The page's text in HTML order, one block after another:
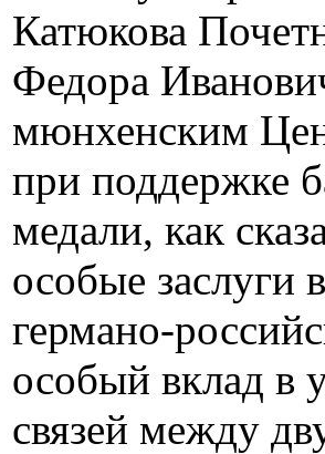
Катюкова
Федора
мюнхенским
при поддержке
медали, как
особые заслуги
германо-
особый вклад в
связей между